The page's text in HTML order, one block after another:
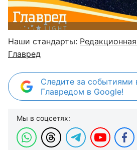
Наши стандарты:
Главред
Следите за событиями
Главредом в Google!
Мы в соцсетях: